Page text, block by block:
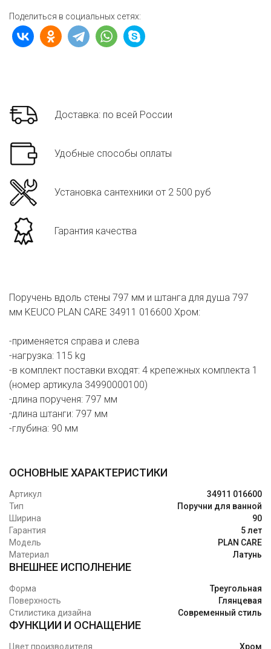
Поделиться в социальных сетях:
Доставка: по всей России
Удобные способы оплаты
Установка сантехники от 2 500 руб
Гарантия качества
Поручень вдоль стены 797 мм и штанга для душа 797
мм KEUCO PLAN CARE 34911 016600 Хром:
-применяется справа и слева
-нагрузка: 115 kg
-в комплект поставки входят: 4 крепежных комплекта 1
(номер артикула 34990000100)
-длина порученя: 797 мм
-длина штанги: 797 мм
-глубина: 90 мм
ОСНОВНЫЕ ХАРАКТЕРИСТИКИ
Артикул
34911 016600
Тип
Поручни для ванной
Ширина
90
Гарантия
5 лет
Модель
PLAN CARE
Материал
Латунь
ВНЕШНЕЕ ИСПОЛНЕНИЕ
Форма
Треугольная
Поверхность
Глянцевая
Стилистика дизайна
Современный стиль
ФУНКЦИИ И ОСНАЩЕНИЕ
Цвет производителя Хром